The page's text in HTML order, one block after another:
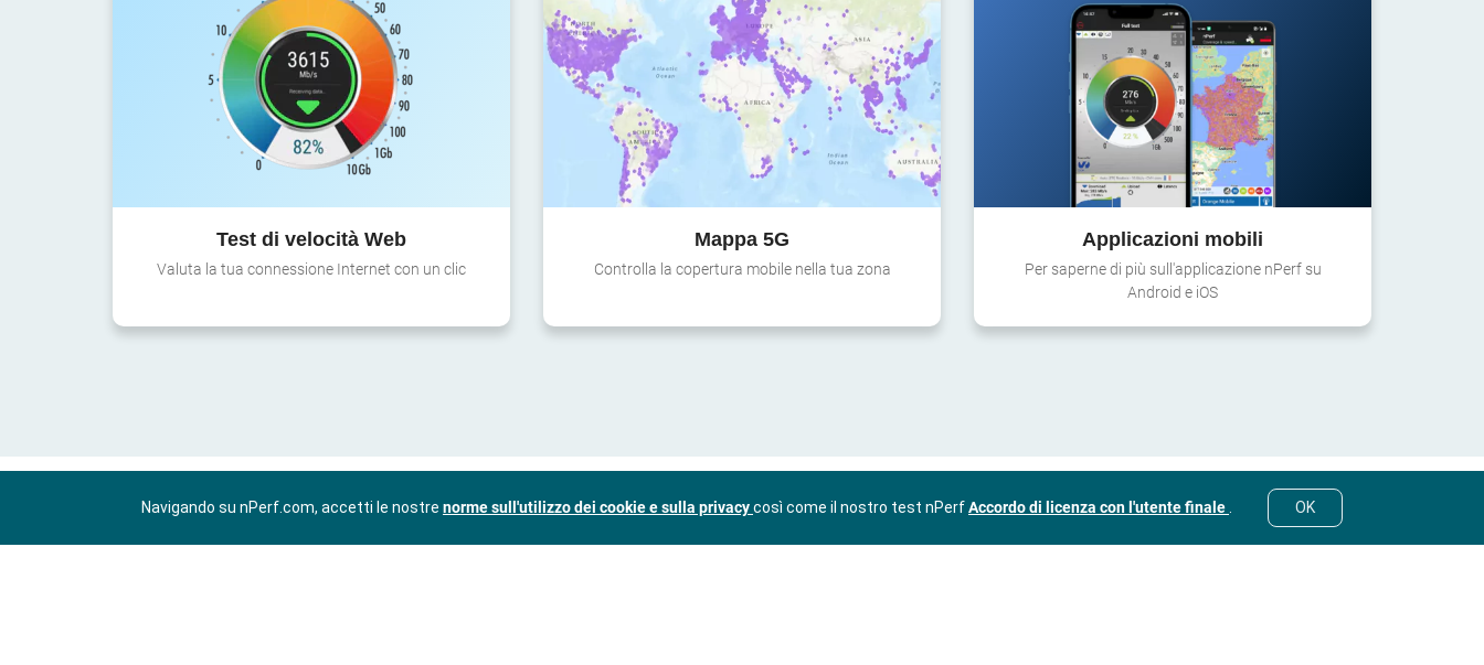
Test di velocità Web
Valuta la tua connessione Internet con un clic
Mappa 5G
Controlla la copertura mobile nella tua zona
Applicazioni mobili
Per saperne di più sull'applicazione nPerf su
Android e iOS
Navigando su nPerf.com, accetti le nostre norme sull'utilizzo dei cookie e sulla privacycosì come il nostro test nPerfAccordo di licenza con l'utente finale OK